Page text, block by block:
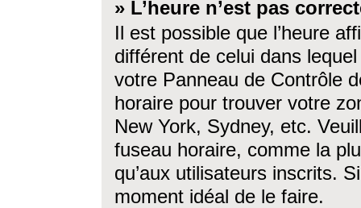
» L’heure n’est pas
Il est possible que l’heure
différent de celui dans
votre Panneau de Contrôle
horaire pour trouver votre
New York, Sydney, etc.
fuseau horaire, comme la
qu’aux utilisateurs inscrits.
moment idéal de le faire.